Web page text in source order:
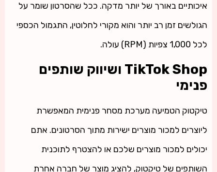
איכותיים באורך של יותר מדקה. ככל שהסרטון שומר על
הגולשים זמן רב יותר והוא מקורי לחלוטין, התגמול הכספי
לכל 1,000 צפיות (RPM) עולה.
TikTok Shop ושיווק שותפים
פנימי
טיקטוק הטמיעה מערכת מסחר פנימית המאפשרת
ליוצרים למכור מוצרים ישירות מתוך הסרטונים. אתם
יכולים למכור מוצרים שלכם או להצטרף לתוכנית
השותפים של טיקטוק, להציג מוצר של חברה אחרת